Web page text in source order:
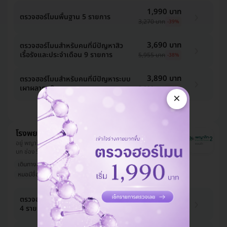
ตรวจฮอร์โมนพื้นฐาน 5 รายการ 1,990 บาท
3,270 บาท -39%
ตรวจฮอร์โมนสำหรับคนที่มีปัญหาสิว
เรื้อรังและประจำเดือน 9 รายการ
3,690 บาท
5,955 บาท -38%
ตรวจฮอร์โมนสำหรับคนที่มีปัญหาระบบ
เผาผลาญ 8 รายการ
3,890 บาท
5,800 บาท -33%
โรงพยาบาลพญาไท 2
อยู่ พญาไท, ใกล้ BTS สนามเป้า, สถานีวิทยุโทรทัศน์กองทัพ
บก ช่อง 5
เดินทางสะดวก
แบรนด์มาแรง
คนดังเป็นลูกค้า
หมอมีชื่อเสียง
รีวิวดีลูกค้ารัก
ตรวจฮอร์โมนเพื่อวิเคราะห์ความเครียด
4 รายการ (15 ปีชึ้นไป)
4,116 บาท
×